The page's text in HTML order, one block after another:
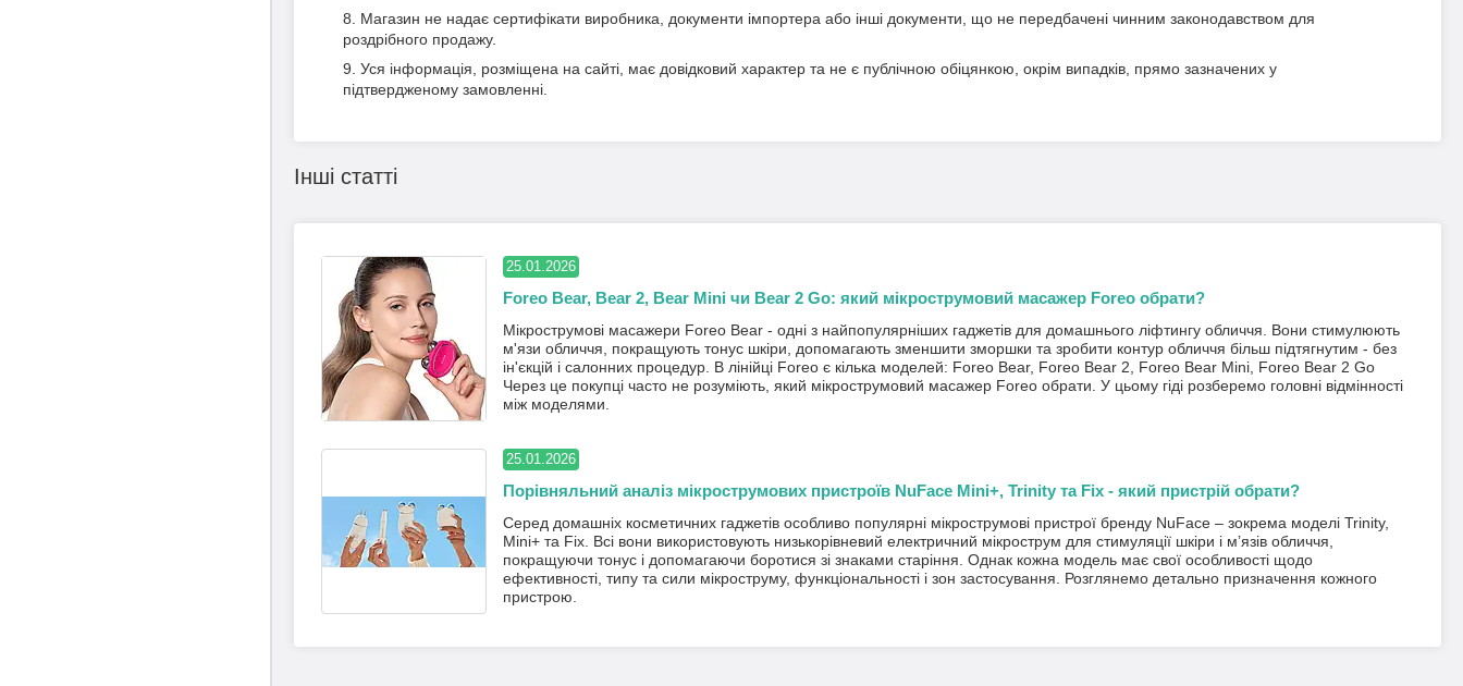
Магазин не надає сертифікати виробника, документи імпортера або інші документи, що не передбачені чинним законодавством для
роздрібного продажу.
Уся інформація, розміщена на сайті, має довідковий характер та не є публічною обіцянкою, окрім випадків, прямо зазначених у
підтвердженому замовленні.
Інші статті
25.01.2026
Foreo Bear, Bear 2, Bear Mini чи Bear 2 Go: який мікрострумовий масажер Foreo обрати?
Мікрострумові масажери Foreo Bear - одні з найпопулярніших гаджетів для домашнього ліфтингу обличчя. Вони стимулюють
м'язи обличчя, покращують тонус шкіри, допомагають зменшити зморшки та зробити контур обличчя більш підтягнутим - без
ін'єкцій і салонних процедур. В лінійці Foreo є кілька моделей: Foreo Bear, Foreo Bear 2, Foreo Bear Mini, Foreo Bear 2 Go
Через це покупці часто не розуміють, який мікрострумовий масажер Foreo обрати. У цьому гіді розберемо головні відмінності
між моделями.
25.01.2026
Порівняльний аналіз мікрострумових пристроїв NuFace Mini+, Trinity та Fix - який пристрій обрати?
Серед домашніх косметичних гаджетів особливо популярні мікрострумові пристрої бренду NuFace – зокрема моделі Trinity,
Mini+ та Fix. Всі вони використовують низькорівневий електричний мікрострум для стимуляції шкіри і м’язів обличчя,
покращуючи тонус і допомагаючи боротися зі знаками старіння. Однак кожна модель має свої особливості щодо
ефективності, типу та сили мікроструму, функціональності і зон застосування. Розглянемо детально призначення кожного
пристрою.